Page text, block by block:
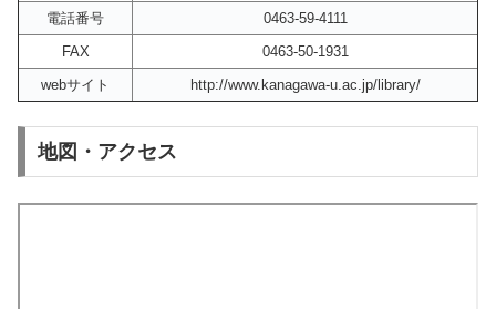
電話番号
0463-59-4111
FAX
0463-50-1931
webサイト
http://www.kanagawa-u.ac.jp/library/
地図・アクセス